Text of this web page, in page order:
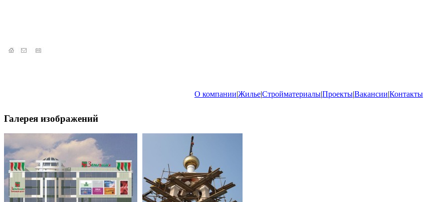
О компании|Жилье|Стройматериалы|Проекты|Вакансии|Контакты
Галерея изображений